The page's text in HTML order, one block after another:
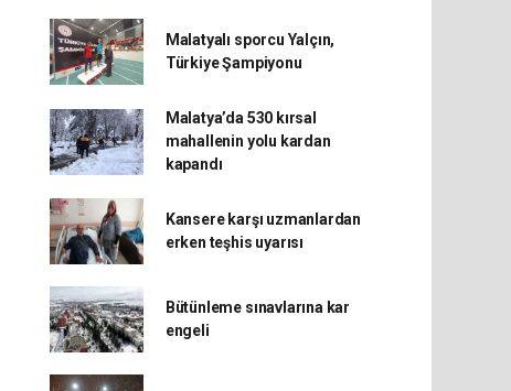
Malatyalı sporcu Yalçın,
Türkiye Şampiyonu
Malatya’da 530 kırsal
mahallenin yolu kardan
kapandı
Kansere karşı uzmanlardan
erken teşhis uyarısı
Bütünleme sınavlarına kar
engeli